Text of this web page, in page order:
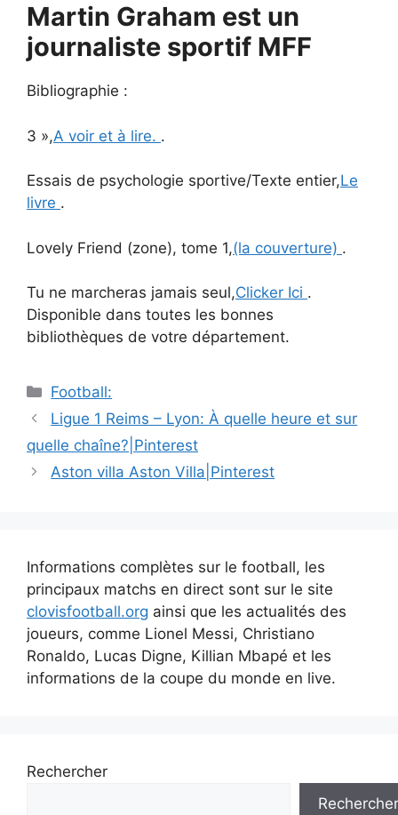
Martin Graham est un
journaliste sportif MFF
Bibliographie :
3 »,A voir et à lire. .
Essais de psychologie sportive/Texte entier,Le
livre .
Lovely Friend (zone), tome 1,(la couverture) .
Tu ne marcheras jamais seul,Clicker Ici .
Disponible dans toutes les bonnes
bibliothèques de votre département.
Catégories
Football:
Navigation
des
articles
Ligue 1 Reims – Lyon: À quelle heure et sur
quelle chaîne?|Pinterest
Aston villa Aston Villa|Pinterest
Informations complètes sur le football, les
principaux matchs en direct sont sur le site
clovisfootball.org ainsi que les actualités des
joueurs, comme Lionel Messi, Christiano
Ronaldo, Lucas Digne, Killian Mbapé et les
informations de la coupe du monde en live.
Rechercher
Rechercher